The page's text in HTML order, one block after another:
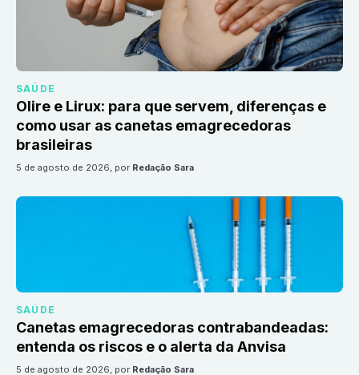
SAÚDE
Olire e Lirux: para que servem, diferenças e
como usar as canetas emagrecedoras
brasileiras
5 de agosto de 2026, por Redação Sara
SAÚDE
Canetas emagrecedoras contrabandeadas:
entenda os riscos e o alerta da Anvisa
5 de agosto de 2026, por Redação Sara